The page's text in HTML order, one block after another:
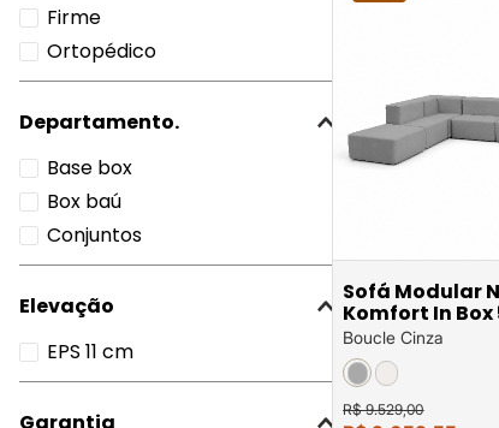
Firme
Ortopédico
Departamento.
Base box
Box baú
Conjuntos
Elevação
EPS 11 cm
Sofá Modular
Komfort In
com 1 puff em
Boucle Cinza
R$ 9.529,00